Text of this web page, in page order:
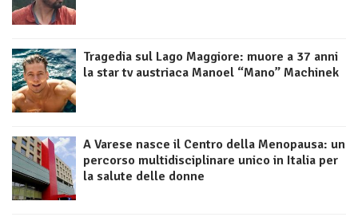
Tragedia sul Lago Maggiore: muore a 37 anni
la star tv austriaca Manoel “Mano” Machinek
A Varese nasce il Centro della Menopausa: un
percorso multidisciplinare unico in Italia per
la salute delle donne